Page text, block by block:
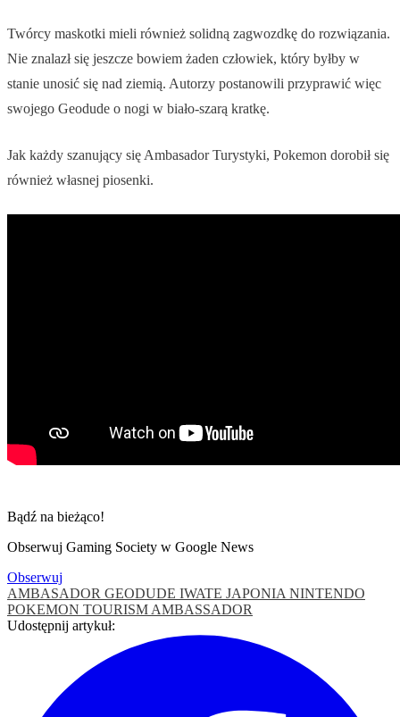
Twórcy maskotki mieli również solidną zagwozdkę do rozwiązania.
Nie znalazł się jeszcze bowiem żaden człowiek, który byłby w
stanie unosić się nad ziemią. Autorzy postanowili przyprawić więc
swojego Geodude o nogi w biało-szarą kratkę.
Jak każdy szanujący się Ambasador Turystyki, Pokemon dorobił się
również własnej piosenki.
Bądź na bieżąco!
Obserwuj Gaming Society w Google News
Obserwuj
AMBASADOR GEODUDE IWATE JAPONIA NINTENDO
POKEMON TOURISM AMBASSADOR
Udostępnij artykuł: